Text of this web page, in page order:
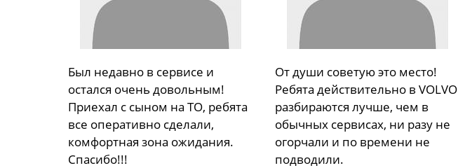
Был недавно в сервисе и
остался очень довольным!
Приехал с сыном на ТО, ребята
все оперативно сделали,
комфортная зона ожидания.
Спасибо!!!
От души советую это место!
Ребята действительно в VOLVO
разбираются лучше, чем в
обычных сервисах, ни разу не
огорчали и по времени не
подводили.